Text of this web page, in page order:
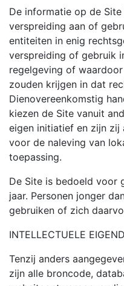
De informatie op de
verspreiding aan of
entiteiten in enig
verspreiding of gebruik
regelgeving of
zouden krijgen in dat
Dienovereenkomstig
kiezen de Site vanuit
eigen initiatief en zijn zij
voor de naleving van
toepassing.
De Site is bedoeld voor
jaar. Personen jonger
gebruiken of zich
INTELLECTUELE
Tenzij anders
zijn alle broncode,